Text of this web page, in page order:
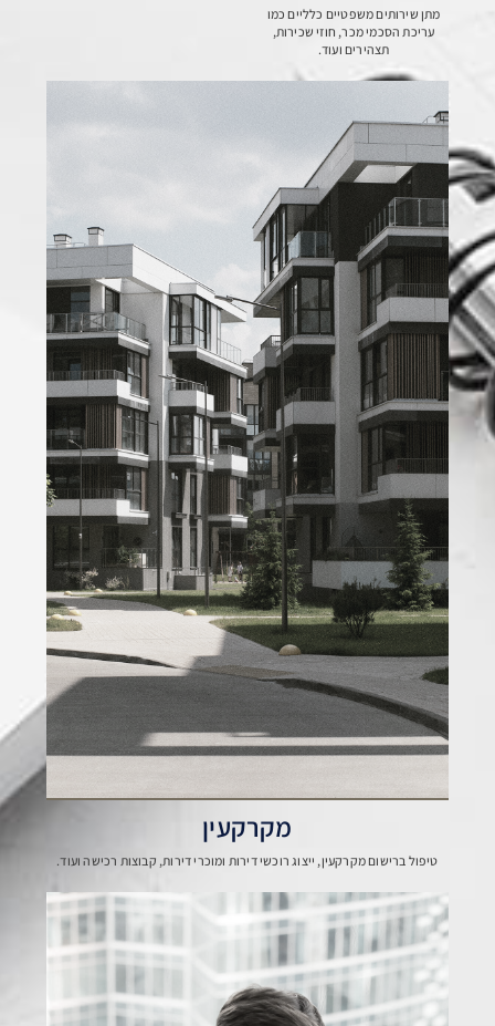
מתן שירותים משפטיים כלליים כמו
עריכת הסכמי מכר, חוזי שכירות,
תצהירים ועוד.
מקרקעין
טיפול ברישום מקרקעין, ייצוג רוכשי דירות ומוכרי דירות, קבוצות רכישה ועוד.